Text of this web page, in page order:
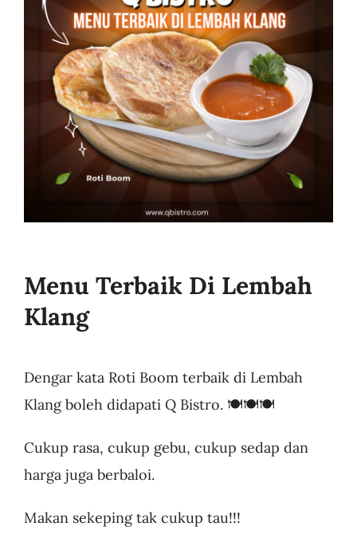
Business
Menu Terbaik Di Lembah
Klang
Dengar kata Roti Boom terbaik di Lembah
Klang boleh didapati Q Bistro. 🍽️🍽️🍽️
Cukup rasa, cukup gebu, cukup sedap dan
harga juga berbaloi.
Makan sekeping tak cukup tau!!!